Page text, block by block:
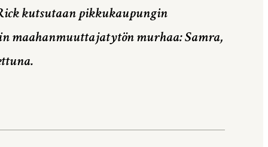
kutsutaan pikkukaupungin
maahanmuuttajatytön murhaa: Samra,